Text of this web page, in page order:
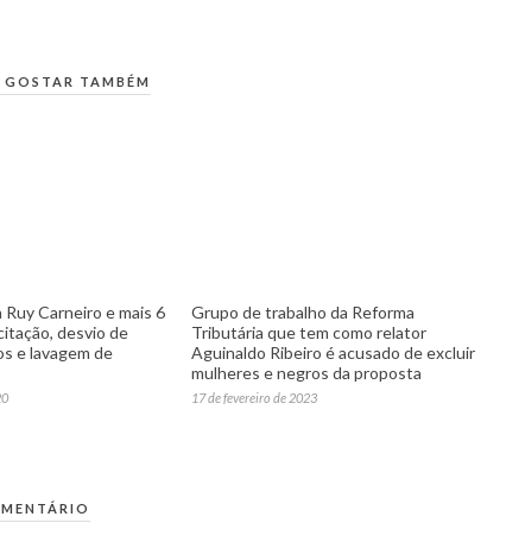
TAMBÉM
Carneiro e mais 6
desvio de
e lavagem de
Grupo de trabalho da Reforma
Tributária que tem como relator
Aguinaldo Ribeiro é acusado de excluir
mulheres e negros da proposta
17 de fevereiro de 2023